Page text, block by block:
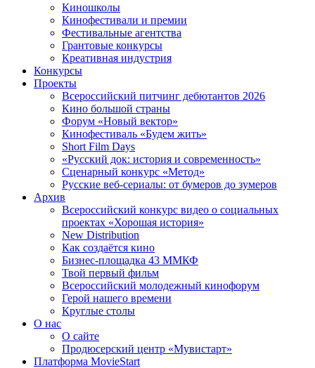
Киношколы
Кинофестивали и премии
Фестивальные агентства
Грантовые конкурсы
Креативная индустрия
Конкурсы
Проекты
Всероссийский питчинг дебютантов 2026
Кино большой страны
Форум «Новый вектор»
Кинофестиваль «Будем жить»
Short Film Days
«Русский док: история и современность»
Сценарный конкурс «Метод»
Русские веб-сериалы: от бумеров до зумеров
Архив
Всероссийский конкурс видео о социальных
проектах «Хорошая история»
New Distribution
Как создаётся кино
Бизнес-площадка 43 ММКФ
Твой первый фильм
Всероссийский молодежный кинофорум
Герой нашего времени
Круглые столы
О нас
О сайте
Продюсерский центр «Мувистарт»
Платформа MovieStart